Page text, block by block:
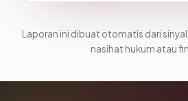
Laporan ini dibuat otomatis dari
nasihat hukum atau